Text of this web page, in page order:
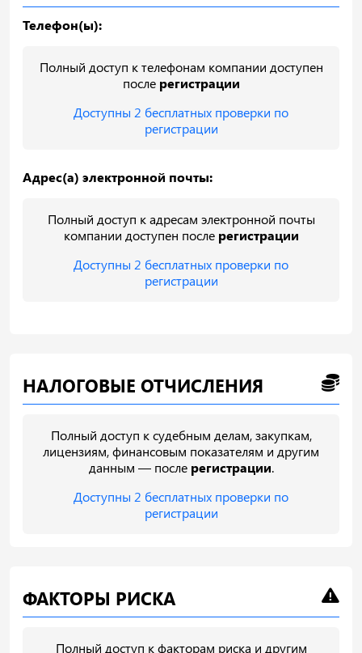
Телефон(ы):
Полный доступ к телефонам компании доступен
после регистрации
Доступны 2 бесплатных проверки по
регистрации
Адрес(а) электронной почты:
Полный доступ к адресам электронной почты
компании доступен после регистрации
Доступны 2 бесплатных проверки по
регистрации
НАЛОГОВЫЕ ОТЧИСЛЕНИЯ
Полный доступ к судебным делам, закупкам,
лицензиям, финансовым показателям и другим
данным — после регистрации.
Доступны 2 бесплатных проверки по
регистрации
ФАКТОРЫ РИСКА
Полный доступ к факторам риска и другим